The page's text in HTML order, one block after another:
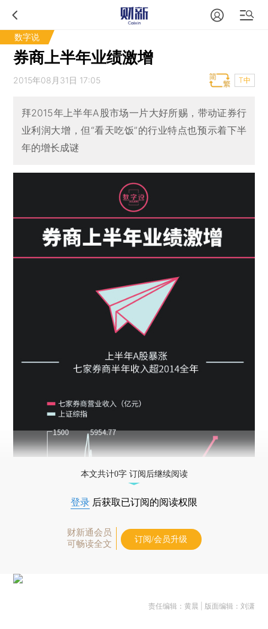
数字说
券商上半年业绩激增
2015年08月31日 17:05 T中
拜2015年上半年A股市场一片大好所赐，带动证券行
业利润大增，但“看天吃饭”的行业特点也预示着下半
年的增长成谜
本文共计0字 订阅后继续阅读
登录 后获取已订阅的阅读权限
财新通会员
可畅读全文
订阅/会员升级
责任编辑：黄晨 | 版面编辑：刘潇